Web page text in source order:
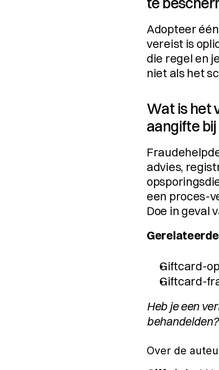
Adopteer
vereist is
die regel en
niet als het
Wat is het
aangifte
advies,
een proces-
Doe in geval
Giftcard-
Giftcard-
Heb je een
Over de